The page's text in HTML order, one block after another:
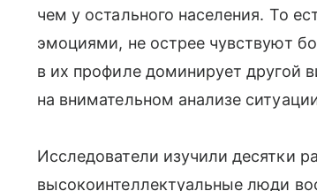
чем у остального населения. То
эмоциями, не острее чувствуют
в их профиле доминирует другой
на внимательном анализе
Исследователи изучили десятки
высокоинтеллектуальные люди